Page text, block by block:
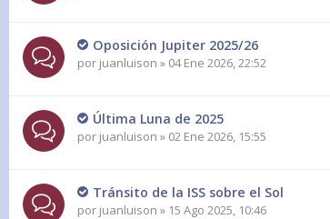
Oposición Jupiter 2025/26
por juanluison » 04 Ene 2026, 22:52
Última Luna de 2025
por juanluison » 02 Ene 2026, 15:55
Tránsito de la ISS sobre el Sol
por juanluison » 15 Ago 2025, 10:46